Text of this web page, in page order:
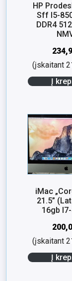
HP
Sff I5-
DDR4
(įskaitant
Į
iMac
21.5”
16gb
(įskaitant
Į